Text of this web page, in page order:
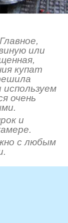
или
купат
очень
и
с любым